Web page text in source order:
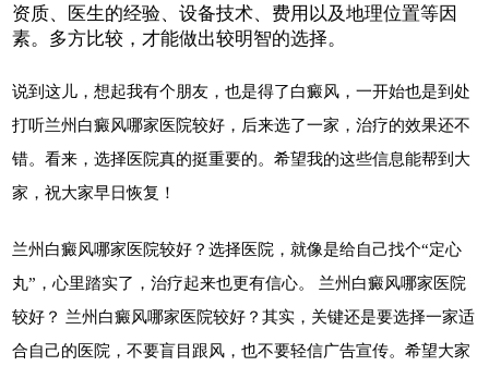
资质、医生的经验、设备技术、费用以及地理位置等因
素。多方比较，才能做出较明智的选择。
说到这儿，想起我有个朋友，也是得了白癜风，一开始也是到处
打听兰州白癜风哪家医院较好，后来选了一家，治疗的效果还不
错。看来，选择医院真的挺重要的。希望我的这些信息能帮到大
家，祝大家早日恢复！
兰州白癜风哪家医院较好？选择医院，就像是给自己找个“定心
丸”，心里踏实了，治疗起来也更有信心。 兰州白癜风哪家医院
较好？ 兰州白癜风哪家医院较好？其实，关键还是要选择一家适
合自己的医院，不要盲目跟风，也不要轻信广告宣传。希望大家